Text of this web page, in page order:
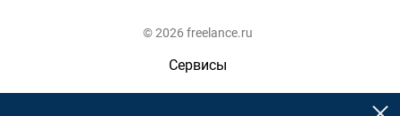
© 2026 freelance.ru
Сервисы
Помощь